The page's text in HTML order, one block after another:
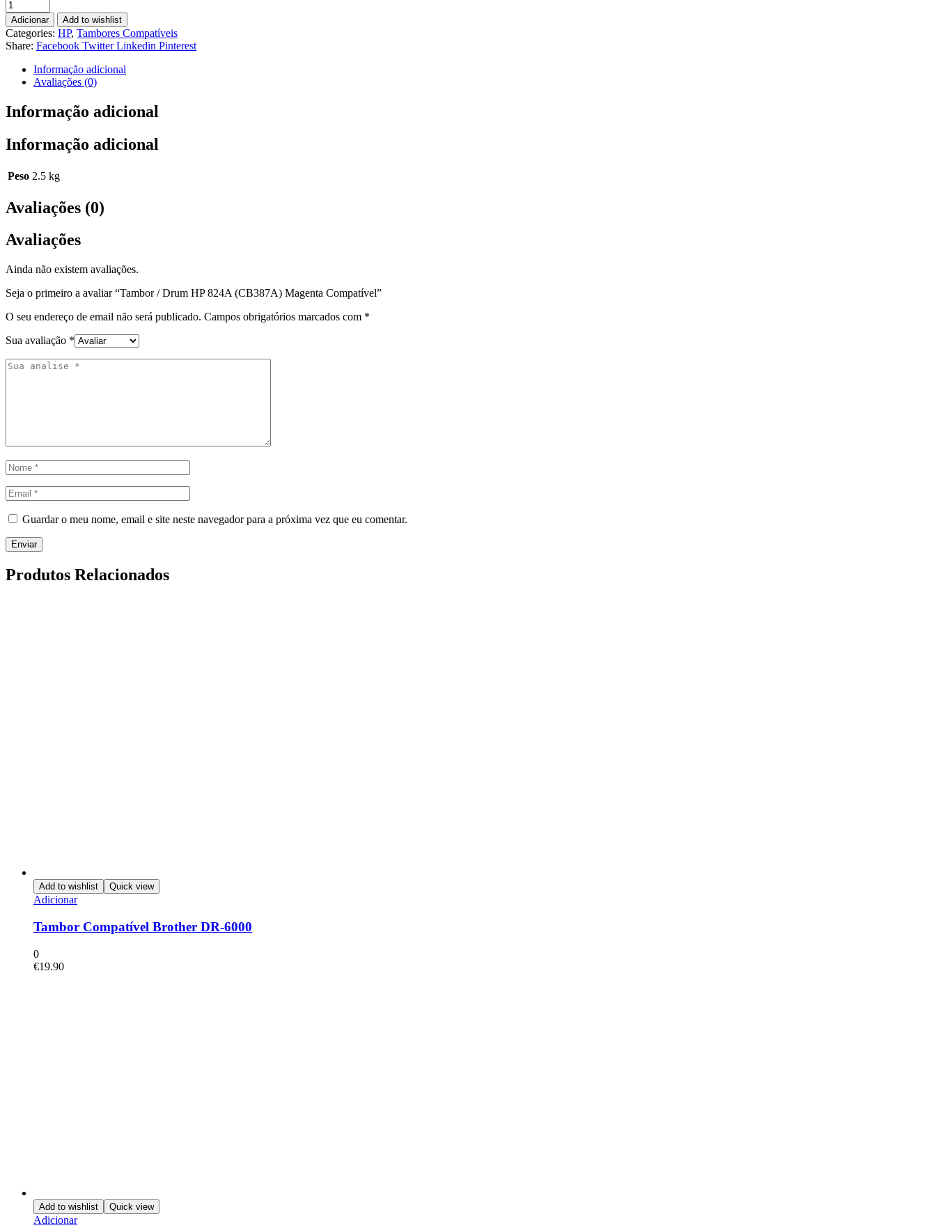
Adicionar Add to wishlist
Categories: HP, Tambores Compatíveis
Share: Facebook Twitter Linkedin Pinterest
Informação adicional
Avaliações (0)
Informação adicional
Informação adicional
Peso 2.5 kg
Avaliações (0)
Avaliações
Ainda não existem avaliações.
Seja o primeiro a avaliar “Tambor / Drum HP 824A (CB387A) Magenta Compatível”
O seu endereço de email não será publicado. Campos obrigatórios marcados com *
Sua avaliação *
Guardar o meu nome, email e site neste navegador para a próxima vez que eu comentar.
Produtos Relacionados
Add to wishlist Quick view
Adicionar
Tambor Compatível Brother DR-6000
0
€19.90
Add to wishlist Quick view
Adicionar